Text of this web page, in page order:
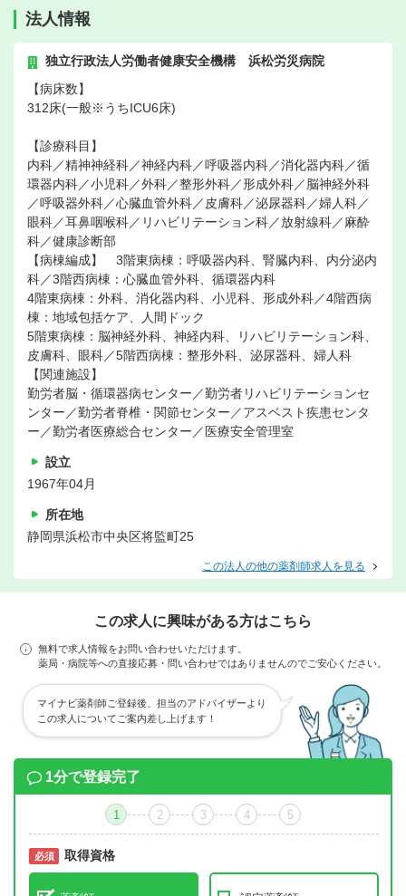
法人情報
独立行政法人労働者健康安全機構 浜松労災病院
【病床数】
312床(一般※うちICU6床)
【診療科目】
内科／精神神経科／神経内科／呼吸器内科／消化器内科／循
環器内科／小児科／外科／整形外科／形成外科／脳神経外科
／呼吸器外科／心臓血管外科／皮膚科／泌尿器科／婦人科／
眼科／耳鼻咽喉科／リハビリテーション科／放射線科／麻酔
科／健康診断部
【病棟編成】 3階東病棟：呼吸器内科、腎臓内科、内分泌内
科／3階西病棟：心臓血管外科、循環器内科
4階東病棟：外科、消化器内科、小児科、形成外科／4階西病
棟：地域包括ケア、人間ドック
5階東病棟：脳神経外科、神経内科、リハビリテーション科、
皮膚科、眼科／5階西病棟：整形外科、泌尿器科、婦人科
【関連施設】
勤労者脳・循環器病センター／勤労者リハビリテーションセ
ンター／勤労者脊椎・関節センター／アスベスト疾患センタ
ー／勤労者医療総合センター／医療安全管理室
設立
1967年04月
所在地
静岡県浜松市中央区将監町25
この法人の他の薬剤師求人を見る
この求人に興味がある方はこちら
無料で求人情報をお問い合わせいただけます。
薬局・病院等への直接応募・問い合わせではありませんのでご安心ください。
マイナビ薬剤師ご登録後、担当のアドバイザーより
この求人についてご案内差し上げます！
1分で登録完了
1 2 3 4 5
必須 取得資格